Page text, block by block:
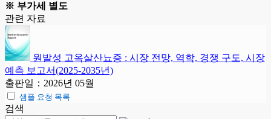
※ 부가세 별도
관련 자료
원발성 고옥살산뇨증 : 시장 전망, 역학, 경쟁 구도, 시장
예측 보고서(2025-2035년)
출판일：2026년 05월
샘플 요청 목록
검색